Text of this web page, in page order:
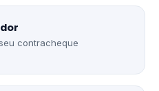
contracheque